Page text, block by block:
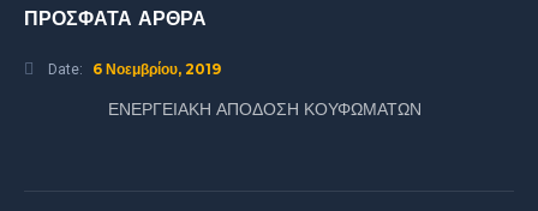
ΠΡΟΣΦΑΤΑ ΑΡΘΡΑ
Date: 6 Νοεμβρίου, 2019
ΕΝΕΡΓΕΙΑΚΗ ΑΠΟΔΟΣΗ ΚΟΥΦΩΜΑΤΩΝ